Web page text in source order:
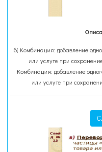
б) Комбинация: добавление
или услуге при
Комбинация: добавление
или услуге при